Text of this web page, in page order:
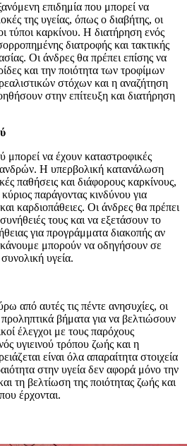
επιδημία που μπορεί να
της υγείας, όπως ο διαβήτης, οι
τύποι καρκίνου. Η διατήρηση ενός
διατροφής και τακτικής
Οι άνδρες θα πρέπει επίσης να
και την ποιότητα των τροφίμων
στόχων και η αναζήτηση
στην επίτευξη και διατήρηση
να έχουν καταστροφικές
ανδρών. Η υπερβολική κατανάλωση
παθήσεις και διάφορους καρκίνους,
παράγοντας κινδύνου για
καρδιοπάθειες. Οι άνδρες θα πρέπει
τους και να εξετάσουν το
για προγράμματα διακοπής αν
κάνουμε μπορούν να οδηγήσουν σε
υγεία.
από αυτές τις πέντε ανησυχίες, οι
βήματα για να βελτιώσουν
έλεγχοι με τους παρόχους
υγιεινού τρόπου ζωής και η
είναι όλα απαραίτητα στοιχεία
στην υγεία δεν αφορά μόνο την
τη βελτίωση της ποιότητας ζωής και
έρχονται.